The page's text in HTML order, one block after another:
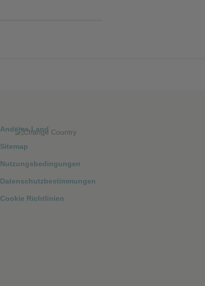
Anderes Land
Sitemap
Nutzungsbedingungen
Datenschutzbestimmungen
Cookie Richtlinien